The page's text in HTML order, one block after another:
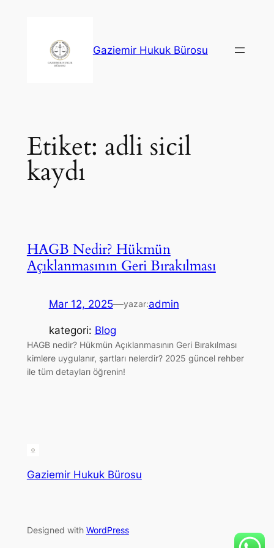
Gaziemir Hukuk Bürosu
Etiket: adli sicil
kaydı
HAGB Nedir? Hükmün
Açıklanmasının Geri Bırakılması
Mar 12, 2025—yazar:admin
kategori: Blog
HAGB nedir? Hükmün Açıklanmasının Geri Bırakılması
kimlere uygulanır, şartları nelerdir? 2025 güncel rehber
ile tüm detayları öğrenin!
Gaziemir Hukuk Bürosu
Designed with WordPress